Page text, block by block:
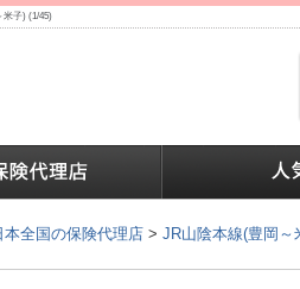
米子) (1/45)
全国の保険代理店 > JR山陰本線(豊岡～